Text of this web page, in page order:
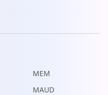
MEM
MAUD